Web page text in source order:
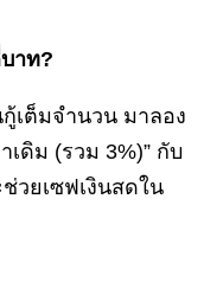
าท?
เต็มจำนวน มาลอง
เดิม (รวม 3%)” กับ
วยเซฟเงินสดใน